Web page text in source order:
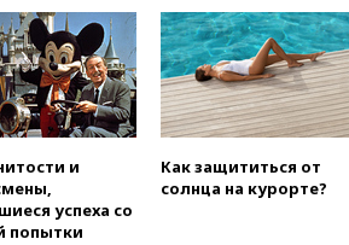
17:45
Правительство получит
«золотую акцию» в
управлении аэропортом
Шереметьево
17:35
Шесть человек
пострадали при ударе ВСУ по
автобусу в Запорожской
области
17:25
и
успеха со
попытки
Как защититься от
солнца на курорте?